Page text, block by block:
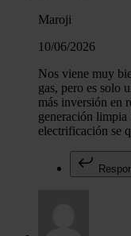
Maroji
10/06/2026
Nos viene muy
gas, pero es solo
más inversión en
generación
electrificación se